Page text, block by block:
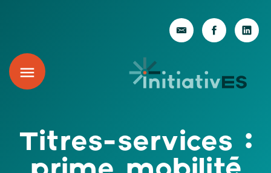
Titres-services :